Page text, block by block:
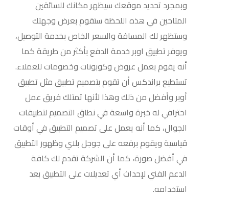
وبمجرد تحديد موقعك سيظهر مكانك للسائقين
المتاحين في هذه اللحظة ستقوم بعرض وجهتك
وستظهر لك المسافة والسعر الخاص بخدمة التوصيل،
ويوفر تطبيق اوبر خدمة الدفع بأكثر من طريقة كما
أنه يقوم بعمل عروض وكوبونات وخصومات للعملاء.
تستطيع براندكس أن تقوم بتصميم تطبيق مثل تطبيق
أوبر وأفضل من ذلك وهذا لأنها تمتلك فريق عمل
احترافي له خبرة واسعة في نطاق التصميم لتطبيقات
الجوال، كما أنه يعمل على تصميم التطبيق في أوقات
قياسية ويقوم برفعه على جوجل بلاي وظهور التطبيق
في أفضل صورة، كما أن الشركة تقدم لك كافة
الدعم الفني لإحداث أي تعديلات على التطبيق بعد
استخدامه.